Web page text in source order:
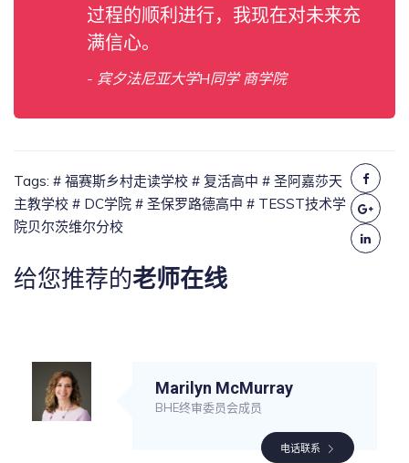
过程的顺利进行，我现在对未来充
满信心。
- 宾夕法尼亚大学H同学 商学院
Tags: # 福赛斯乡村走读学校 # 复活高中 # 圣阿嘉莎天
主教学校 # DC学院 # 圣保罗路德高中 # TESST技术学
院贝尔茨维尔分校
给您推荐的老师在线
Marilyn McMurray
BHE终审委员会成员
电话联系